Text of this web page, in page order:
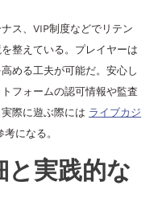
ス、VIP制度などでリテン
整えている。プレイヤーは
める工夫が可能だ。安心し
フォームの認可情報や監査
際に遊ぶ際には ライブカジ
になる。
実践的な